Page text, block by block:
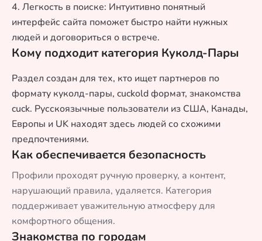
4. Легкость в поиске: Интуитивно понятный
интерфейс сайта поможет быстро найти нужных
людей и договориться о встрече.
Кому подходит категория Куколд-Пары
Раздел создан для тех, кто ищет партнеров по
формату куколд-пары, cuckold формат, знакомства
cuck. Русскоязычные пользователи из США, Канады,
Европы и UK находят здесь людей со схожими
предпочтениями.
Как обеспечивается безопасность
Профили проходят ручную проверку, а контент,
нарушающий правила, удаляется. Категория
поддерживает уважительную атмосферу для
комфортного общения.
Знакомства по городам